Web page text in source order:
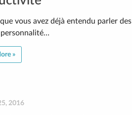
vous avez déjà entendu parler des
»
2016